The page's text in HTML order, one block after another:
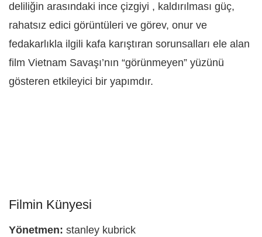
deliliğin arasındaki ince çizgiyi , kaldırılması güç,
rahatsız edici görüntüleri ve görev, onur ve
fedakarlıkla ilgili kafa karıştıran sorunsalları ele alan
film Vietnam Savaşı’nın “görünmeyen” yüzünü
gösteren etkileyici bir yapımdır.
Filmin Künyesi
Yönetmen: stanley kubrick